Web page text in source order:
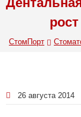
СтомПорт
26 августа 2014